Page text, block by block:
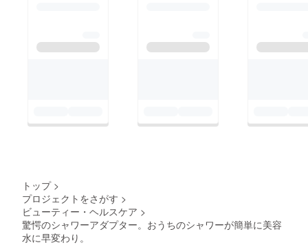
トップ >
プロジェクトをさがす >
ビューティー・ヘルスケア >
驚愕のシャワーアダプター。おうちのシャワーが簡単に美容
水に早変わり。